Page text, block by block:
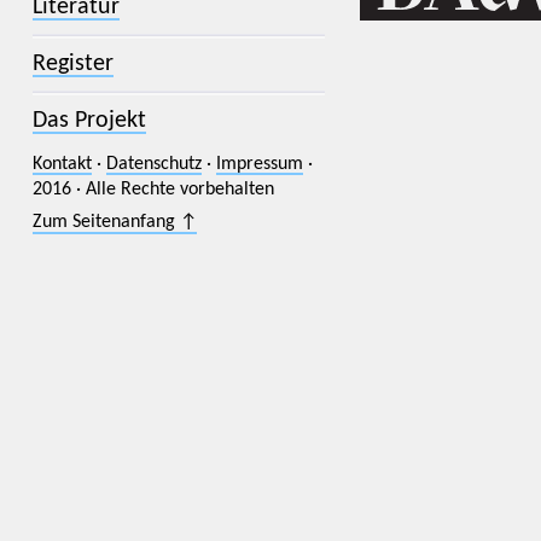
Literatur
Register
Das Projekt
Kontakt· Datenschutz· Impressum ·
2016 · Alle Rechte vorbehalten
Zum Seitenanfang ↑